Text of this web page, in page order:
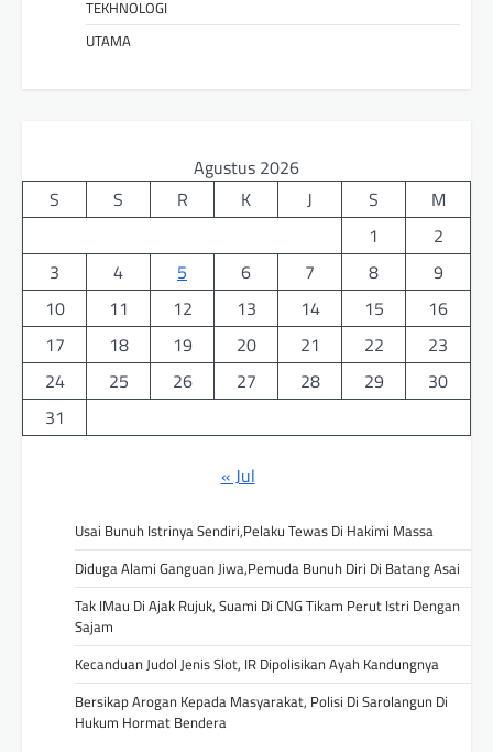
TEKHNOLOGI
UTAMA
Agustus 2026
S
S R K J S
M
1
2
3
4 5 6 7 8
9
10
11 12 13 14 15
16
17
18 19 20 21 22
23
24
25 26 27 28 29
30
31
« Jul
Usai Bunuh Istrinya Sendiri,Pelaku Tewas Di Hakimi Massa
Diduga Alami Ganguan Jiwa,Pemuda Bunuh Diri Di Batang Asai
Tak IMau Di Ajak Rujuk, Suami Di CNG Tikam Perut Istri Dengan
Sajam
Kecanduan Judol Jenis Slot, IR Dipolisikan Ayah Kandungnya
Bersikap Arogan Kepada Masyarakat, Polisi Di Sarolangun Di
Hukum Hormat Bendera